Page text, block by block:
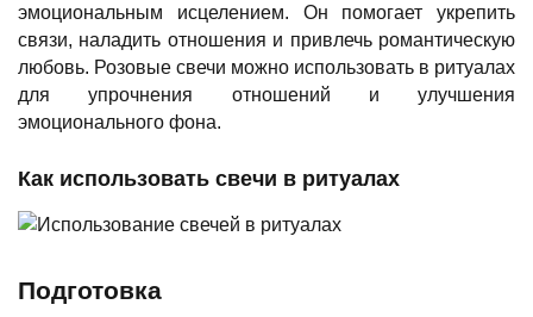
эмоциональным исцелением. Он помогает укрепить
связи, наладить отношения и привлечь романтическую
любовь. Розовые свечи можно использовать в ритуалах
для упрочнения отношений и улучшения
эмоционального фона.
Как использовать свечи в ритуалах
Подготовка